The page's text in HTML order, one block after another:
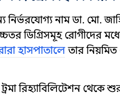
নাম ডা. মো.
ডিগ্রিসমূহ রোগীদের
হাসপাতালে তার নিয়মিত
রিহ্যাবিলিটেশন থেকে শুরু